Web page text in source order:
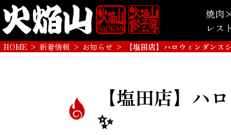
焼肉
レス
HOME >新着情報 > お知らせ > 【塩田店】ハロウィンダン
【塩田店】
✨